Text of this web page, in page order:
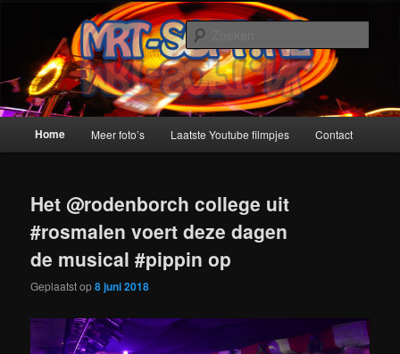
primaire
inhoud
secundaire
inhoudMRT-Soft
HoofdmenuHome Meer foto’s Laatste Youtube filmpjes Contact
Het @rodenborch college uit
#rosmalen voert deze dagen
de musical #pippin op
Geplaatst op8 juni 2018